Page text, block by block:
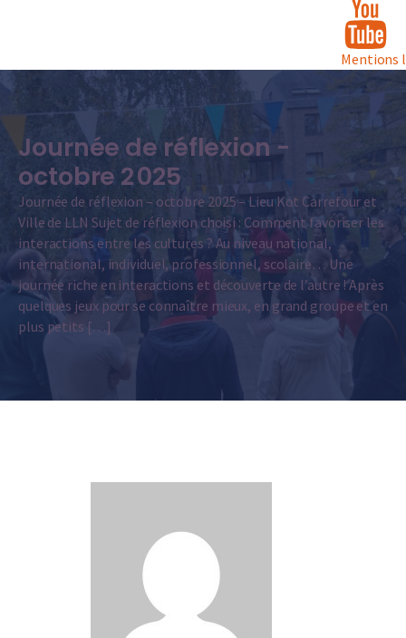
Mentions
Journée de réflexion -
octobre 2 025
Journée de réflexion – octobre 2025 – Lieu Kot Carrefour et
Ville de LLN Sujet de réflexion choisi : Comment favoriser les
interactions entre les cultures ? Au niveau national,
international, individuel, professionnel, scolaire… Une
journée riche en interactions et découverte de l’autre ! Après
quelques jeux pour se connaître mieux, en grand groupe et en
plus petits […]